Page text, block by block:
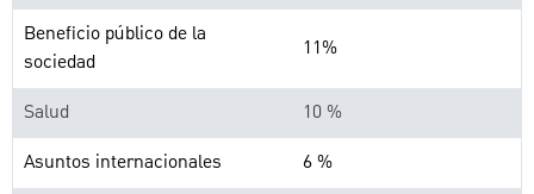
Beneficio público de la
sociedad
11%
Salud
10 %
Asuntos internacionales
6 %